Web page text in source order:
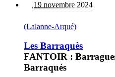
19 novembre 2024
(Lalanne-Arqué)
Les Barraquès
FANTOIR :
Barraqués